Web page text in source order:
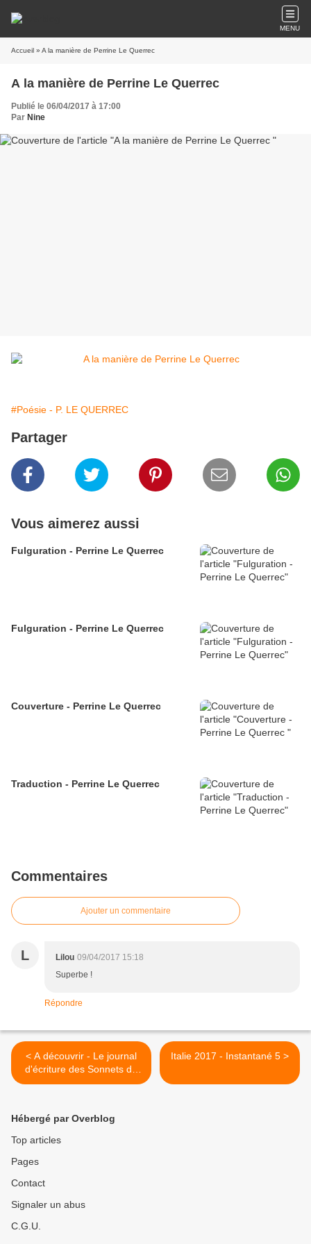
MENU
Accueil » A la manière de Perrine Le Querrec
A la manière de Perrine Le Querrec
Publié le 06/04/2017 à 17:00
Par Nine
#Poésie - P. LE QUERREC
Partager
Vous aimerez aussi
Fulguration - Perrine Le Querrec
Fulguration - Perrine Le Querrec
Couverture - Perrine Le Querrec
Traduction - Perrine Le Querrec
Commentaires
Ajouter un commentaire
L Lilou 09/04/2017 15:18
Superbe !
Répondre
< A découvrir - Le journal
d'écriture des Sonnets de
Louise Labé
Italie 2017 - Instantané 5 >
Hébergé par Overblog
Top articles
Pages
Contact
Signaler un abus
C.G.U.